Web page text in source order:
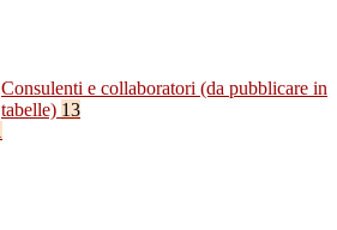
Consulenti e collaboratori (da pubblicare in
tabelle) 13